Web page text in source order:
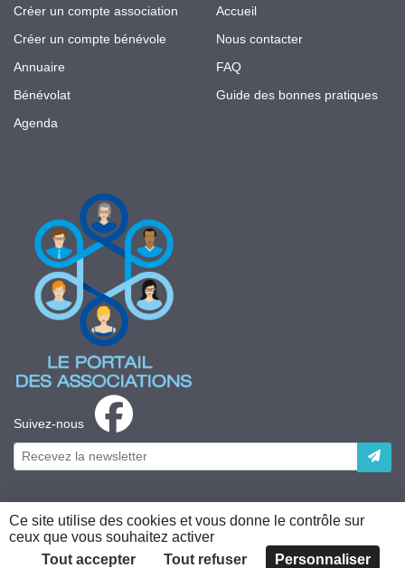
Suivez-nous
Créer un compte association
Créer un compte bénévole
Annuaire
Bénévolat
Agenda
Accueil
Nous contacter
FAQ
Guide des bonnes pratiques
Plateforme développée en France par
Ce site utilise des cookies et vous donne le contrôle sur
ceux que vous souhaitez activer
Tout accepter
Tout refuser Personnaliser